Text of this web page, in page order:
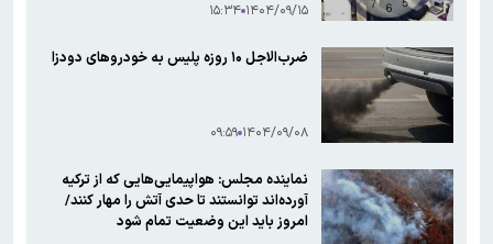
۱۴۰۴/۰۹/۱۵ ۱۵:۳۴
ضرب‌الاجل ۱۰ روزه پلیس به خودروهای دودزا
۱۴۰۴/۰۹/۰۸ ۰۹:۵۹
نماینده مجلس: هواپیمایی‌هایی که از ترکیه
آورده‌اند توانستند تا حدی آتش را مهار کنند/
امروز باید این وضعیت تمام شود